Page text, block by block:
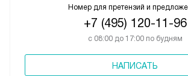
Номер для претензий и
+7 (495) 120-11-96
с 08:00 до 17:00 по будням
НАПИСАТЬ